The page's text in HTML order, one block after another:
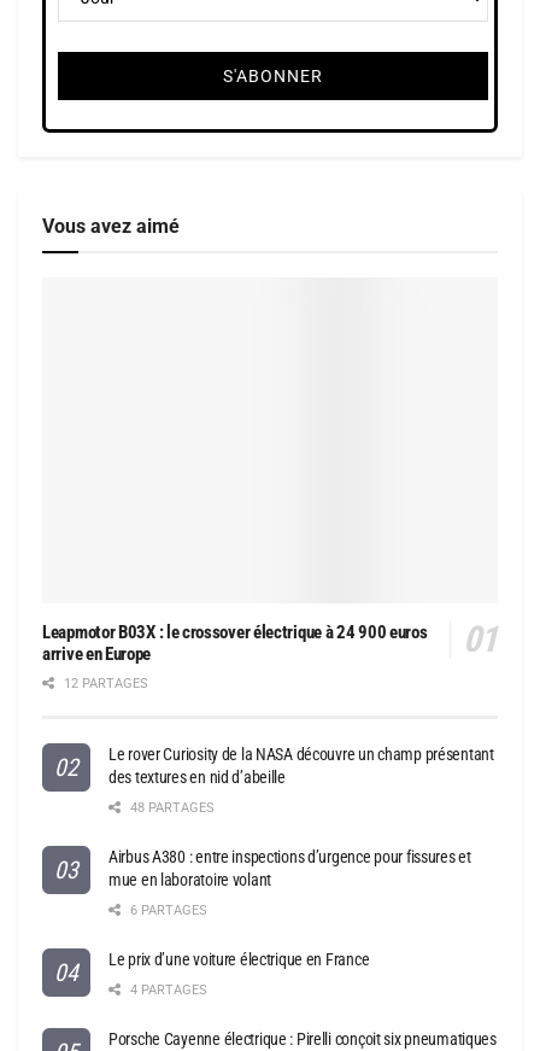
Vous avez aimé
Leapmotor B03X : le crossover électrique à 24 900 euros
arrive en Europe
12 PARTAGES
Le rover Curiosity de la NASA découvre un champ présentant
des textures en nid d’abeille
48 PARTAGES
Airbus A380 : entre inspections d’urgence pour fissures et
mue en laboratoire volant
6 PARTAGES
Le prix d’une voiture électrique en France
4 PARTAGES
Porsche Cayenne électrique : Pirelli conçoit six pneumatiques